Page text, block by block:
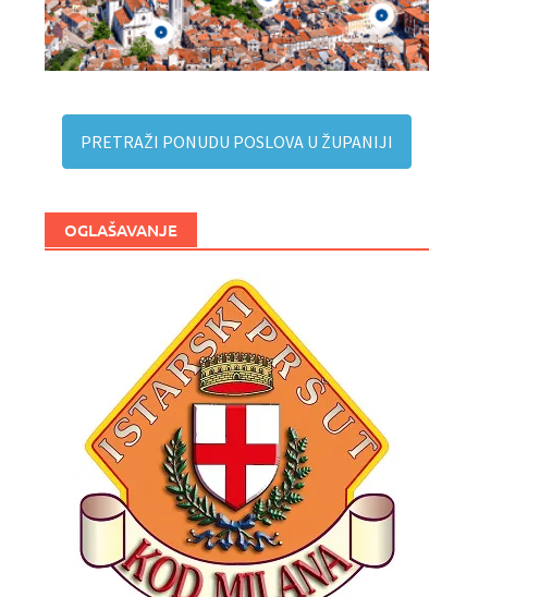
PRETRAŽI PONUDU POSLOVA U ŽUPANIJI
OGLAŠAVANJE